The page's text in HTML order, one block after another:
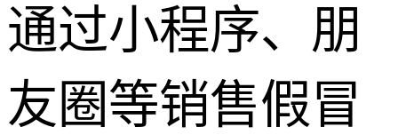
通过小程序、朋
友圈等销售假冒